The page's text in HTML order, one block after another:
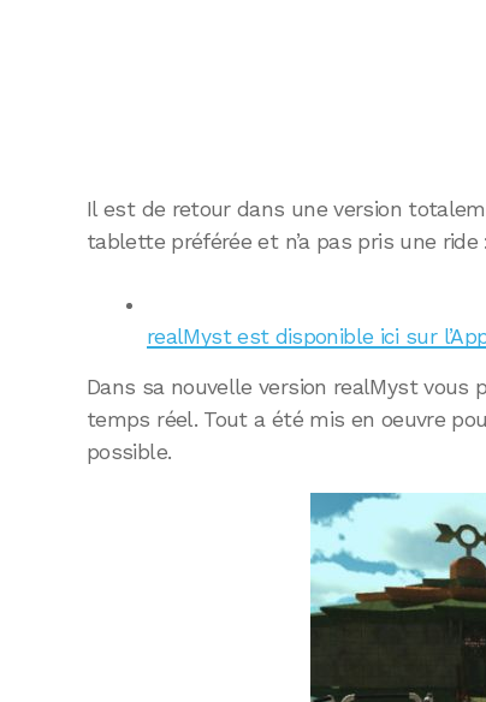
Il est de retour dans une version
tablette préférée et n’a pas pris une ride :
realMyst est disponible ici sur
Dans sa nouvelle version realMyst vous
temps réel. Tout a été mis en oeuvre
possible.